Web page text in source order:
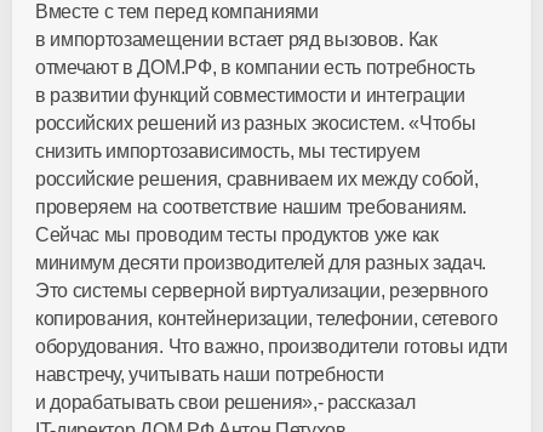
Вместе с тем перед компаниями
в импортозамещении встает ряд вызовов. Как
отмечают в ДОМ.РФ, в компании есть потребность
в развитии функций совместимости и интеграции
российских решений из разных экосистем. «Чтобы
снизить импортозависимость, мы тестируем
российские решения, сравниваем их между собой,
проверяем на соответствие нашим требованиям.
Сейчас мы проводим тесты продуктов уже как
минимум десяти производителей для разных задач.
Это системы серверной виртуализации, резервного
копирования, контейнеризации, телефонии, сетевого
оборудования. Что важно, производители готовы идти
навстречу, учитывать наши потребности
и дорабатывать свои решения»,- рассказал